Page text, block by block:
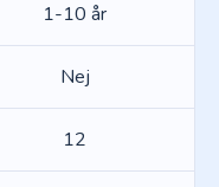
1-10 år
Nej
12